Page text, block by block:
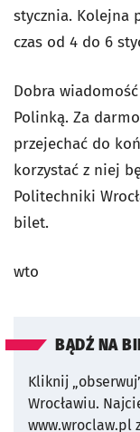
stycznia. Kolejna
czas od 4 do 6
Dobra
Polinką. Za
przejechać do
korzystać z niej
Politechniki
bilet.
wto
BĄDŹ NA
Kliknij
Wrocławiu.
www.wroclaw.pl